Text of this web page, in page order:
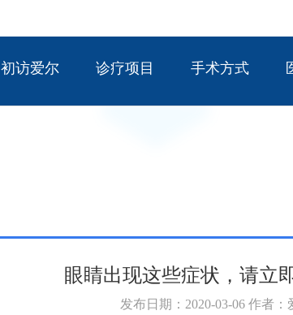
初访爱尔 诊疗项目 手术方式
眼睛出现这些症状，请立
发布日期：2020-03-06 作者：